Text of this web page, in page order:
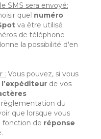
SMS sera envoyé:
quel numéro
va être utilisé
de téléphone
la possibilité d'en
: Vous pouvez, si vous
de vos
règlementation du
que lorsque vous
fonction de réponse